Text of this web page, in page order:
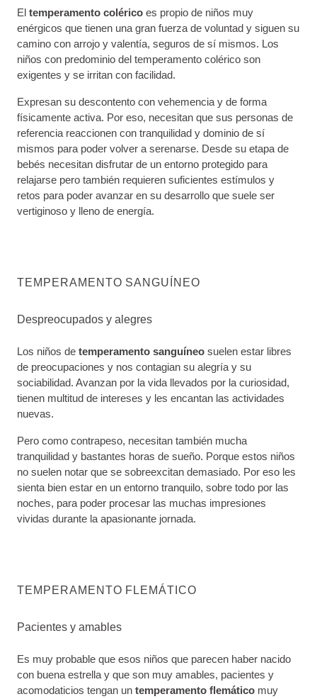
El temperamento colérico es propio de niños muy
enérgicos que tienen una gran fuerza de voluntad y siguen su
camino con arrojo y valentía, seguros de sí mismos. Los
niños con predominio del temperamento colérico son
exigentes y se irritan con facilidad.
Expresan su descontento con vehemencia y de forma
físicamente activa. Por eso, necesitan que sus personas de
referencia reaccionen con tranquilidad y dominio de sí
mismos para poder volver a serenarse. Desde su etapa de
bebés necesitan disfrutar de un entorno protegido para
relajarse pero también requieren suficientes estímulos y
retos para poder avanzar en su desarrollo que suele ser
vertiginoso y lleno de energía.
TEMPERAMENTO SANGUÍNEO
Despreocupados y alegres
Los niños de temperamento sanguíneo suelen estar libres
de preocupaciones y nos contagian su alegría y su
sociabilidad. Avanzan por la vida llevados por la curiosidad,
tienen multitud de intereses y les encantan las actividades
nuevas.
Pero como contrapeso, necesitan también mucha
tranquilidad y bastantes horas de sueño. Porque estos niños
no suelen notar que se sobreexcitan demasiado. Por eso les
sienta bien estar en un entorno tranquilo, sobre todo por las
noches, para poder procesar las muchas impresiones
vividas durante la apasionante jornada.
TEMPERAMENTO FLEMÁTICO
Pacientes y amables
Es muy probable que esos niños que parecen haber nacido
con buena estrella y que son muy amables, pacientes y
acomodaticios tengan un temperamento flemático muy